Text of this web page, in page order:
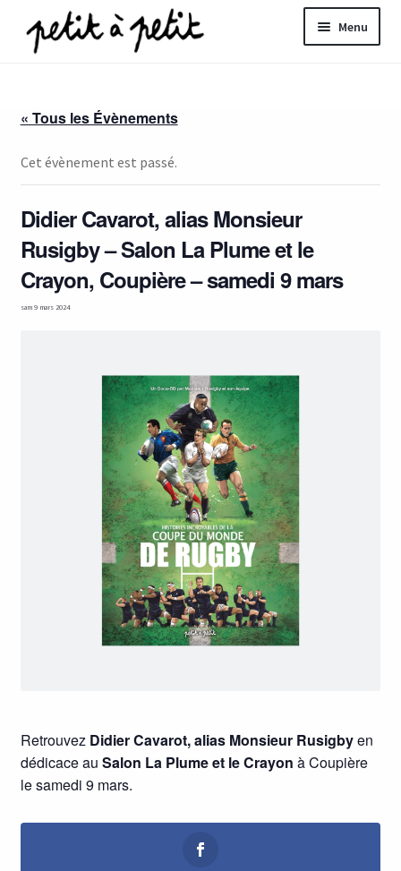
Aller
à
Aller
au
Menu
« Tous les Évènements
Cet évènement est passé.
Didier Cavarot, alias Monsieur
Rusigby – Salon La Plume et le
Crayon, Coupière – samedi 9 mars
sam 9 mars 2024
Retrouvez Didier Cavarot, alias Monsieur Rusigbyen
dédicace au Salon La Plume et le Crayon à Coupière
le samedi 9 mars.